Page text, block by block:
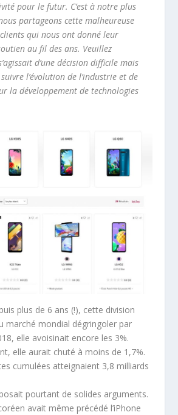
pour le futur. C’est à notre plus
partageons cette malheureuse
qui nous ont donné leur
au fil des ans. Veuillez
d’une décision difficile mais
l’évolution de l’industrie et de
la développement de technologies
plus de 6 ans (!), cette division
marché mondial dégringoler par
elle avoisinait encore les 3%.
elle aurait chuté à moins de 1,7%.
cumulées atteignaient 3,8 milliards
pourtant de solides arguments.
avait même précédé l’iPhone